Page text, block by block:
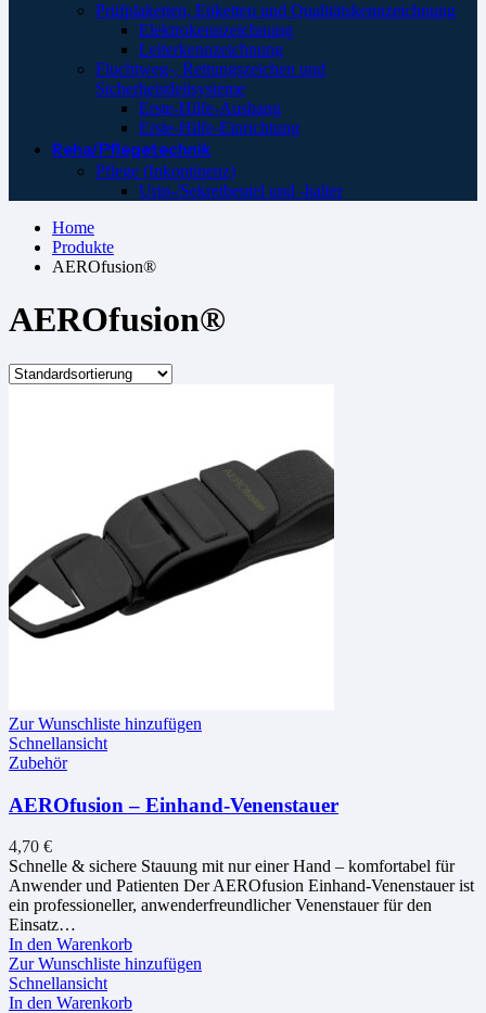
Prüfplaketten, Etiketten und Qualitätskennzeichnung
Elektrokennzeichnung
Leiterkennzeichnung
Fluchtweg-, Rettungszeichen und
Sicherheistleitsysteme
Erste-Hilfe-Aushang
Erste-Hilfe-Einrichtung
Reha/Pflegetechnik
Pflege (Inkontinenz)
Urin-/Sekretbeutel und -halter
Home
Produkte
AEROfusion®
AEROfusion®
Zur Wunschliste hinzufügen
Schnellansicht
Zubehör
AEROfusion – Einhand-Venenstauer
4,70 €
Schnelle & sichere Stauung mit nur einer Hand – komfortabel für
Anwender und Patienten Der AEROfusion Einhand-Venenstauer ist
ein professioneller, anwenderfreundlicher Venenstauer für den
Einsatz…
In den Warenkorb
Zur Wunschliste hinzufügen
Schnellansicht
In den Warenkorb